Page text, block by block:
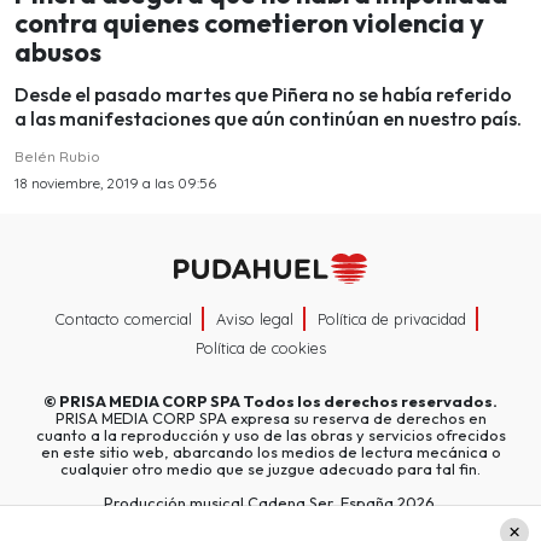
contra quienes cometieron violencia y
abusos
Desde el pasado martes que Piñera no se había referido
a las manifestaciones que aún continúan en nuestro país.
Belén Rubio
18 noviembre, 2019 a las 09:56
Contacto comercial Aviso legal
Política de privacidad
Política de cookies
© PRISA MEDIA CORP SPATodos los derechos reservados.
PRISA MEDIA CORP SPA expresa su reserva de derechos en
cuanto a la reproducción y uso de las obras y servicios ofrecidos
en este sitio web, abarcando los medios de lectura mecánica o
cualquier otro medio que se juzgue adecuado para tal fin.
Producción musical Cadena Ser, España 2026.